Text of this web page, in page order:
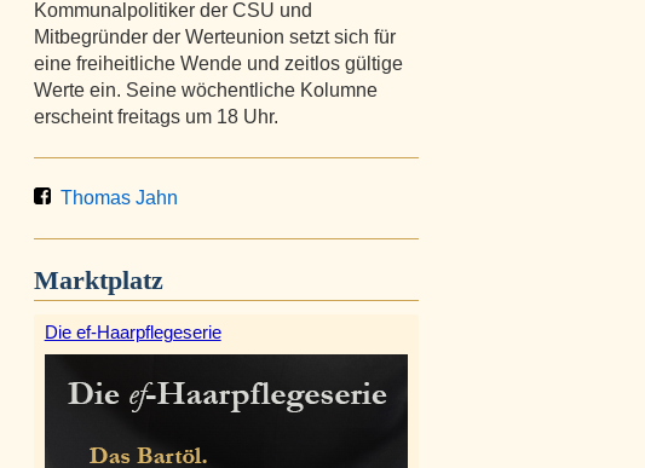
Kommunalpolitiker der CSU und
Mitbegründer der Werteunion setzt sich für
eine freiheitliche Wende und zeitlos gültige
Werte ein. Seine wöchentliche Kolumne
erscheint freitags um 18 Uhr.
Thomas Jahn
Marktplatz
Die ef-Haarpflegeserie